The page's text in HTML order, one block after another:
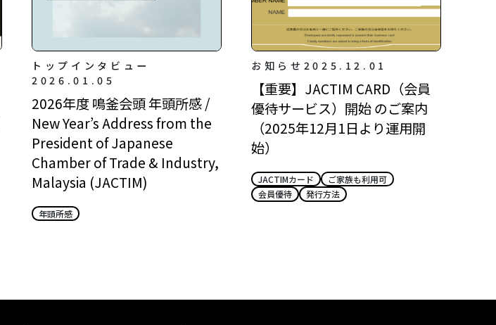
トップインタビュー
2026.01.05
2026年度 鳴釜会頭 年頭所感 /
New Year’s Address from the
President of Japanese
Chamber of Trade & Industry,
Malaysia (JACTIM)
年頭所感
お知らせ 2025.12.01
【重要】JACTIM CARD（会員
優待サービス）開始 のご案内
（2025年12月1日より運用開
始）
JACTIMカード
ご家族も利用可
会員優待
発行方法